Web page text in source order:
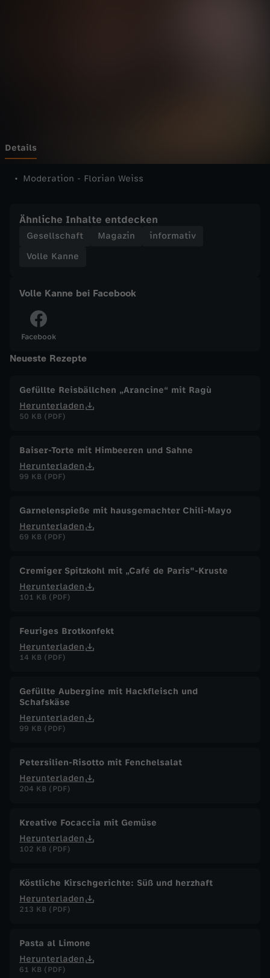
o
l
e
K
a
n
n
e
v
o
m
.
u
i
0
2
5
Details
Moderation - Florian Weiss
Ähnliche Inhalte entdecken
Gesellschaft Magazin
informativ
Volle Kanne
Volle Kanne bei Facebook
Facebook
Neueste Rezepte
Gefüllte Reisbällchen „Arancine“ mit Ragù
Herunterladen
50 KB (PDF)
Baiser-Torte mit Himbeeren und Sahne
Herunterladen
99 KB (PDF)
Garnelenspieße mit hausgemachter Chili-Mayo
Herunterladen
69 KB (PDF)
Cremiger Spitzkohl mit „Café de Paris"-Kruste
Herunterladen
101 KB (PDF)
Feuriges Brotkonfekt
Herunterladen
14 KB (PDF)
Gefüllte Aubergine mit Hackfleisch und
Schafskäse
Herunterladen
99 KB (PDF)
Petersilien-Risotto mit Fenchelsalat
Herunterladen
204 KB (PDF)
Kreative Focaccia mit Gemüse
Herunterladen
102 KB (PDF)
Köstliche Kirschgerichte: Süß und herzhaft
Herunterladen
213 KB (PDF)
Pasta al Limone
Herunterladen
61 KB (PDF)